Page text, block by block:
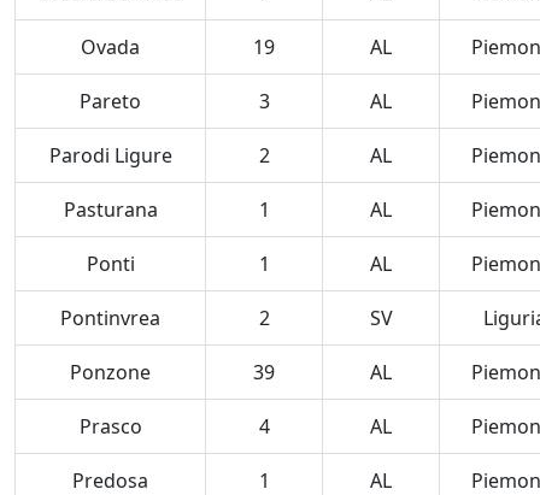
Ovada 19 AL
Pareto 3 AL
Parodi Ligure 2 AL
Pasturana 1 AL
Ponti 1 AL
Pontinvrea 2 SV
Ponzone 39 AL
Prasco 4 AL
Predosa 1 AL